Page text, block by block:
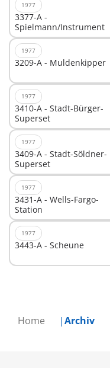
Home Archiv
1977
3377-A -
Spielmann/Instrument
1977
3209-A - Muldenkipper
1977
3410-A - Stadt-Bürger-
Superset
1977
3409-A - Stadt-Söldner-
Superset
1977
3431-A - Wells-Fargo-
Station
1977
3443-A - Scheune